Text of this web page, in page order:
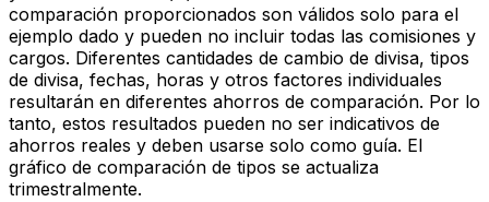
comparación proporcionados son válidos solo para el
ejemplo dado y pueden no incluir todas las comisiones y
cargos. Diferentes cantidades de cambio de divisa, tipos
de divisa, fechas, horas y otros factores individuales
resultarán en diferentes ahorros de comparación. Por lo
tanto, estos resultados pueden no ser indicativos de
ahorros reales y deben usarse solo como guía. El
gráfico de comparación de tipos se actualiza
trimestralmente.